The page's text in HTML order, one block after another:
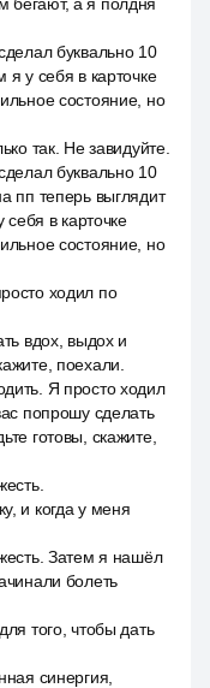
буквально 10
у себя в карточке
состояние, но
так. Не завидуйте.
буквально 10
пп теперь выглядит
себя в карточке
состояние, но
ходил по
вдох, выдох и
поехали.
Я просто ходил
попрошу сделать
готовы, скажите,
и когда у меня
Затем я нашёл
болеть
того, чтобы дать
синергия,